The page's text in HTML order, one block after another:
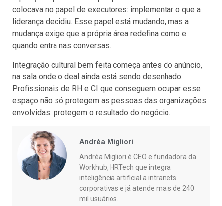
colocava no papel de executores: implementar o que a
liderança decidiu. Esse papel está mudando, mas a
mudança exige que a própria área redefina como e
quando entra nas conversas.
Integração cultural bem feita começa antes do anúncio,
na sala onde o deal ainda está sendo desenhado.
Profissionais de RH e CI que conseguem ocupar esse
espaço não só protegem as pessoas das organizações
envolvidas: protegem o resultado do negócio.
Andréa Migliori
Andréa Migliori é CEO e fundadora da
Workhub, HRTech que integra
inteligência artificial a intranets
corporativas e já atende mais de 240
mil usuários.